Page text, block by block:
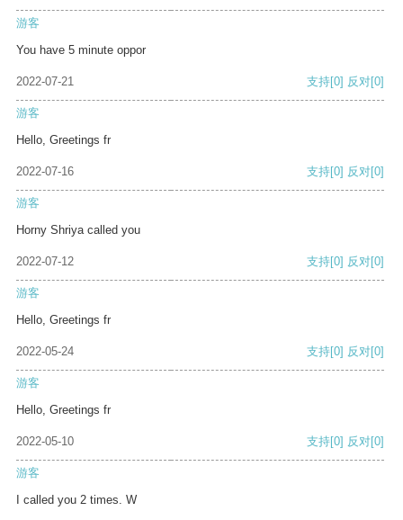
游客
You have 5 minute oppor
2022-07-21 支持[0] 反对[0]
游客
Hello, Greetings fr
2022-07-16 支持[0] 反对[0]
游客
Horny Shriya called you
2022-07-12 支持[0] 反对[0]
游客
Hello, Greetings fr
2022-05-24 支持[0] 反对[0]
游客
Hello, Greetings fr
2022-05-10 支持[0] 反对[0]
游客
I called you 2 times. W